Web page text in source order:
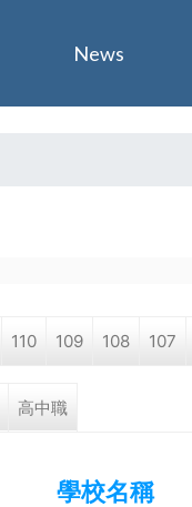
110 109 108 107
高中職
學校名稱
News